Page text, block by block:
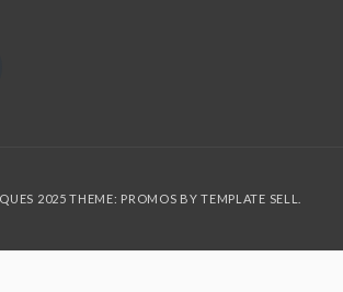
2025 THEME: PROMOS BYTEMPLATE SELL